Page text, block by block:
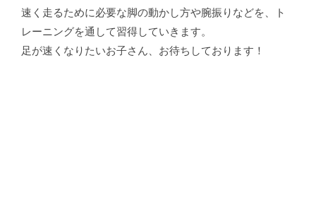
速く走るために必要な脚の動かし方や腕振りなどを、ト
レーニングを通して習得していきます。
足が速くなりたいお子さん、お待ちしております！